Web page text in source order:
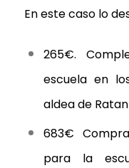
En este caso lo
265€.
escuela en
aldea de
683€
para la